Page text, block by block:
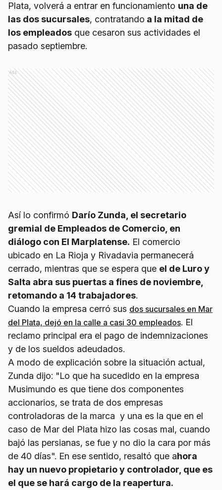
Plata, volverá a entrar en funcionamiento una de
las dos sucursales, contratando a la mitad de
los empleados que cesaron sus actividades el
pasado septiembre.
Ads
Así lo confirmó Darío Zunda, el secretario
gremial de Empleados de Comercio, en
diálogo con El Marplatense. El comercio
ubicado en La Rioja y Rivadavia permanecerá
cerrado, mientras que se espera que el de Luro y
Salta abra sus puertas a fines de noviembre,
retomando a 14 trabajadores.
Cuando la empresa cerró sus dos sucursales en Mar
del Plata, dejó en la calle a casi 30 empleados. El
reclamo principal era el pago de indemnizaciones
y de los sueldos adeudados.
A modo de explicación sobre la situación actual,
Zunda dijo: "Lo que ha sucedido en la empresa
Musimundo es que tiene dos componentes
accionarios, se trata de dos empresas
controladoras de la marca y una es la que en el
caso de Mar del Plata hizo las cosas mal, cuando
bajó las persianas, se fue y no dio la cara por más
de 40 días". En ese sentido, resaltó que ahora
hay un nuevo propietario y controlador, que es
el que se hará cargo de la reapertura.